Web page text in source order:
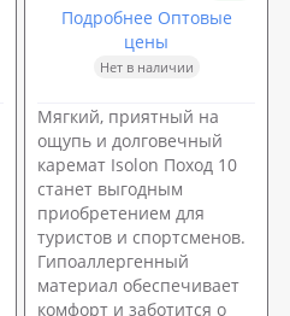
Подробнее Оптовые
цены
Нет в наличии
Мягкий, приятный на
ощупь и долговечный
каремат Isolon Поход 10
станет выгодным
приобретением для
туристов и спортсменов.
Гипоаллергенный
материал обеспечивает
комфорт и заботится о